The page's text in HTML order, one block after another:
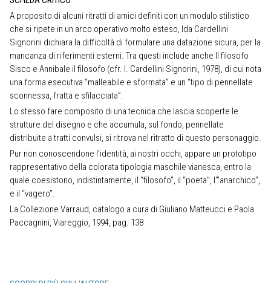
A proposito di alcuni ritratti di amici definiti con un modulo stilistico
che si ripete in un arco operativo molto esteso, Ida Cardellini
Signorini dichiara la difficoltà di formulare una datazione sicura, per la
mancanza di riferimenti esterni. Tra questi include anche Il filosofo
Sisco e Annibale il filosofo (cfr. I. Cardellini Signorini, 1978), di cui nota
una forma esecutiva “malleabile e sformata” e un “tipo di pennellate
sconnessa, fratta e sfilacciata”.
Lo stesso fare composito di una tecnica che lascia scoperte le
strutture del disegno e che accumula, sul fondo, pennellate
distribuite a tratti convulsi, si ritrova nel ritratto di questo personaggio.
Pur non conoscendone l’identità, ai nostri occhi, appare un prototipo
rappresentativo della colorata tipologia maschile vianesca, entro la
quale coesistono, indistintamente, il “filosofo”, il “poeta”, l’”anarchico”,
e il “vagero”.
La Collezione Varraud, catalogo a cura di Giuliano Matteucci e Paola
Paccagnini, Viareggio, 1994, pag. 138